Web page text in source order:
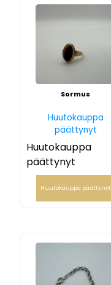
Sormus
Huutokauppa
päättynyt
Huutokauppa
päättynyt
Huutokauppa päättynyt